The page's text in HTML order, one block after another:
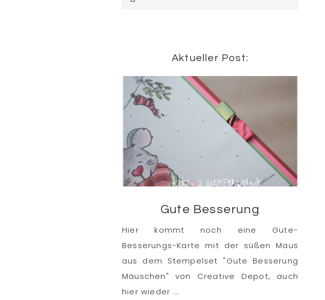
Aktueller Post:
Gute Besserung
Hier kommt noch eine Gute-
Besserungs-Karte mit der süßen Maus
aus dem Stempelset "Gute Besserung
Mäuschen" von Creative Depot, auch
hier wieder ...